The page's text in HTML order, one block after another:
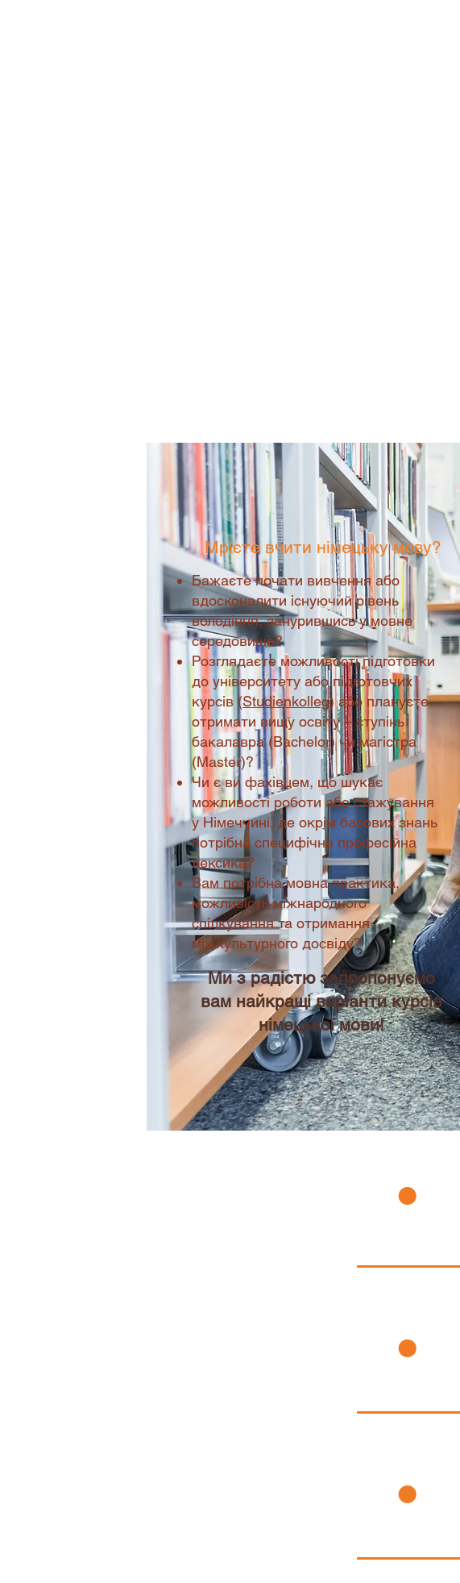
Мрієте вчити німецьку мову?
Бажаєте почати вивчення або
вдосконалити існуючий рівень
володіння, занурившись у мовне
середовище?
Розглядаєте можливості підготовки
до університету або підготовчих
курсів (Studienkolleg) або плануєте
отримати вищу освіту – ступінь
бакалавра (Bachelor) чи магістра
(Master)?
Чи є ви фахівцем, що шукає
можливості роботи або стажування
у Німеччині, де окрім базових знань
потрібна специфічна професійна
лексика?
Вам потрібна мовна практика,
можливість міжнародного
спілкування та отримання
міжкультурного досвіду?
Ми з радістю запропонуємо
вам найкращі варіанти курсів
німецької мови!
•
•
•